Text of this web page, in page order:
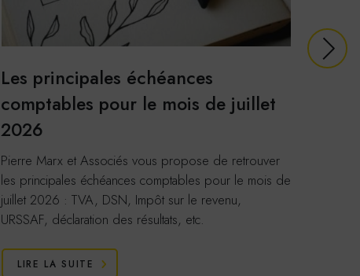
Les principales échéances
comptables pour le mois de juillet
2026
Pierre Marx et Associés vous propose de retrouver
les principales échéances comptables pour le mois de
juillet 2026 : TVA, DSN, Impôt sur le revenu,
URSSAF, déclaration des résultats, etc.
LIRE LA SUITE